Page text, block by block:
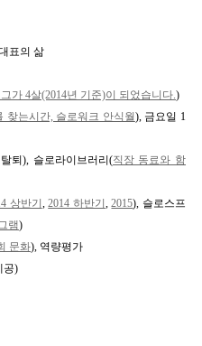
표의 삶
가 4살(2014년 기준)이 되었습니다.)
찾는시간, 슬로워크 안식월), 금요일 1
퇴), 슬로라이브러리(직장 동료와 함
상반기 ,2014 하반기 ,2015), 슬로스프
램)
문화), 역량평가
공)